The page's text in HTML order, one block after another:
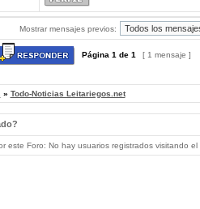
Mostrar mensajes previos:
Página 1 de 1 [ 1 mensaje ]
» Todo-Noticias Leitariegos.net
este Foro: No hay usuarios registrados visitando